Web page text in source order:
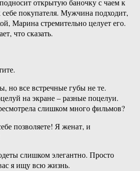
открытую баночку с чаем к
покупателя. Мужчина подходит,
Марина стремительно целует его.
что сказать.
но все встречные губы не те.
на экране – разные поцелуи.
слишком много фильмов?
позволяете! Я женат, и
слишком элегантно. Просто
я ищу всю жизнь.